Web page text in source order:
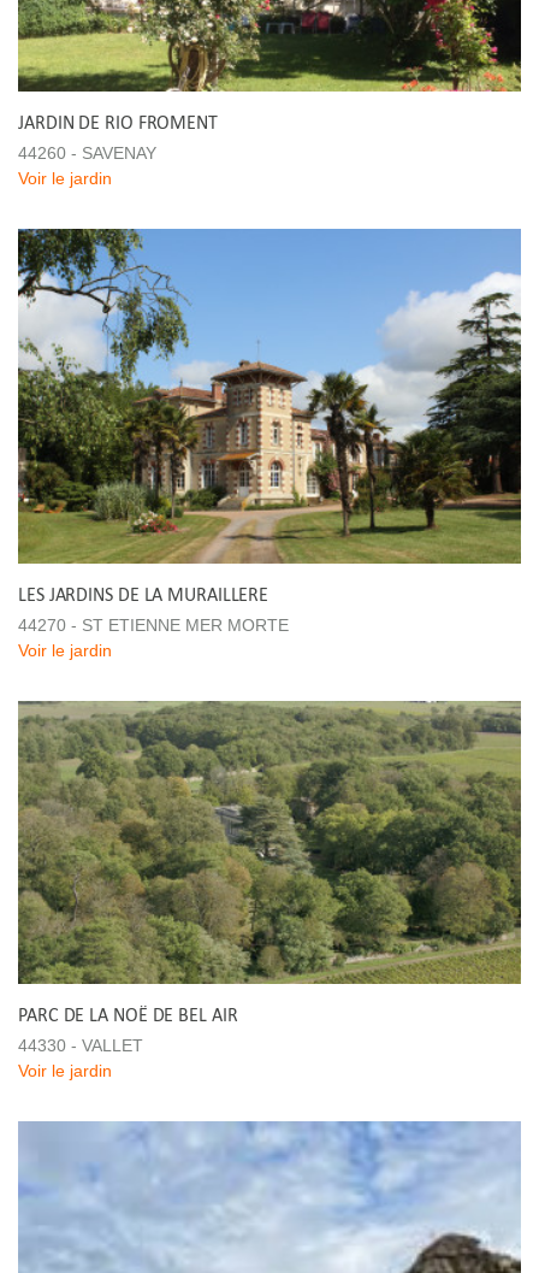
JARDIN DE RIO FROMENT
44260 - SAVENAY
Voir le jardin
LES JARDINS DE LA MURAILLERE
44270 - ST ETIENNE MER MORTE
Voir le jardin
PARC DE LA NOË DE BEL AIR
44330 - VALLET
Voir le jardin